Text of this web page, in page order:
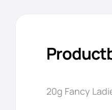
20g Fancy